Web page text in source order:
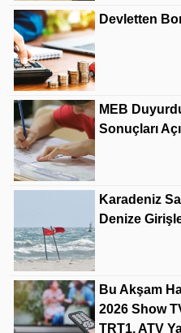
Devletten
MEB
Sonuçları
Karadeniz
Denize
Bu Akşam
2026 Show
TRT1, ATV